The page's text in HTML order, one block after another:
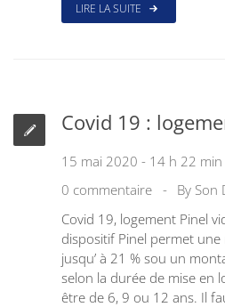
LIRE LA SUITE
Covid 19 :
15 mai 2020 - 14 h 22 min
0 commentaire
By Son
Covid 19, logement Pinel
dispositif Pinel permet
jusqu’ à 21 % sou un
selon la durée de mise en
être de 6, 9 ou 12 ans. Il